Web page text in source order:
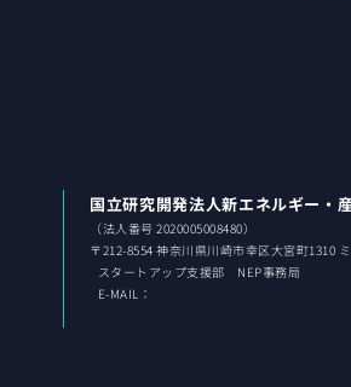
国立研究開発法人新エネルギー・
（法人番号 2020005008480）
〒212-8554 神奈川県川崎市幸区大宮町1310
スタ ートアップ支援部 NEP事務局
E-MAIL：